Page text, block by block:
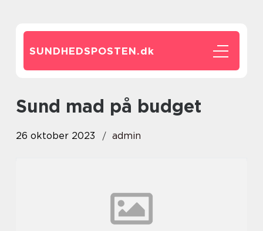
SUNDHEDSPOSTEN.dk
sund mad på budget
26 oktober 2023 admin